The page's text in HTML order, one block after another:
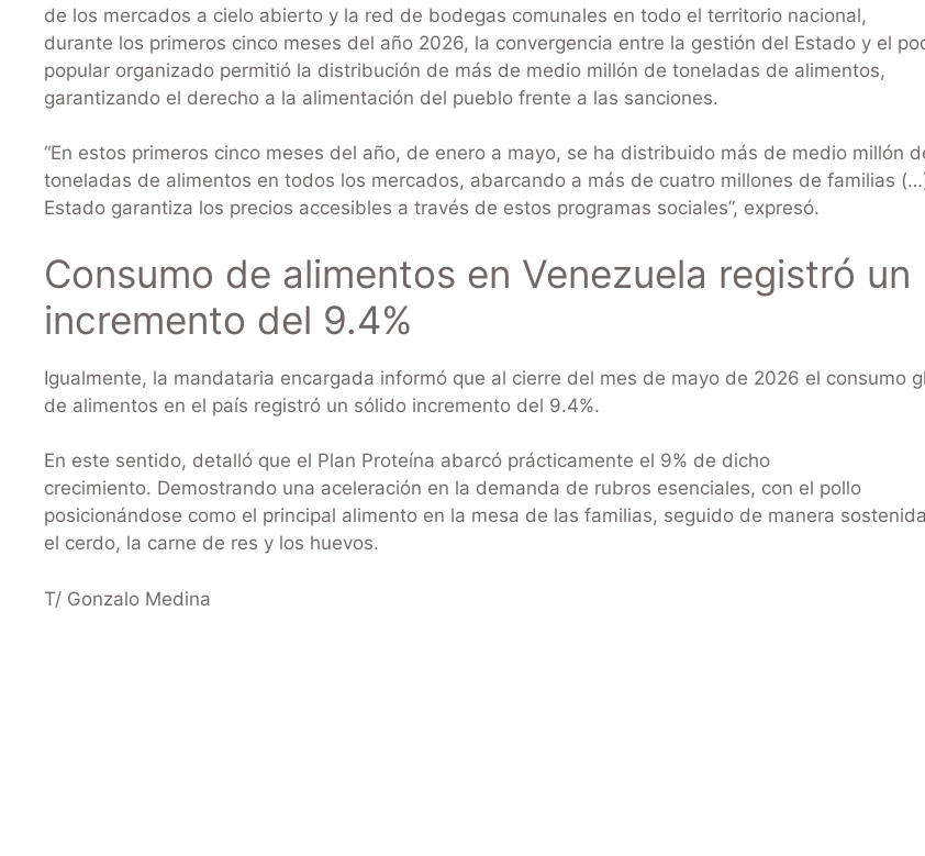
de los mercados a cielo abierto y la red de bodegas comunales en todo el territorio nacional,
durante los primeros cinco meses del año 2026, la convergencia entre la gestión del Estado y el
popular organizado permitió la distribución de más de medio millón de toneladas de alimentos,
garantizando el derecho a la alimentación del pueblo frente a las sanciones.
“En estos primeros cinco meses del año, de enero a mayo, se ha distribuido más de medio millón
toneladas de alimentos en todos los mercados, abarcando a más de cuatro millones de familias
Estado garantiza los precios accesibles a través de estos programas sociales”, expresó.
Consumo de alimentos en Venezuela registró un
incremento del 9.4%
Igualmente, la mandataria encargada informó que al cierre del mes de mayo de 2026 el consumo
de alimentos en el país registró un sólido incremento del 9.4%.
En este sentido, detalló que el Plan Proteína abarcó prácticamente el 9% de dicho
crecimiento. Demostrando una aceleración en la demanda de rubros esenciales, con el pollo
posicionándose como el principal alimento en la mesa de las familias, seguido de manera
el cerdo, la carne de res y los huevos.
T/ Gonzalo Medina